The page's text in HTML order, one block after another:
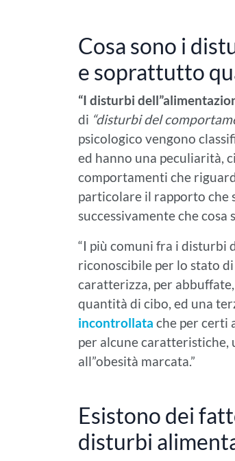
Cosa sono i
e soprattutto
“I disturbi
di “disturbi del
psicologico vengono
ed hanno una peculiarità,
comportamenti che
particolare il rapporto che
successivamente che cosa
“I più comuni fra i disturbi
riconoscibile per lo stato
caratterizza, per
quantità di cibo, ed una
incontrollata che per certi
per alcune caratteristiche,
all”obesità marcata.”
Esistono dei
disturbi